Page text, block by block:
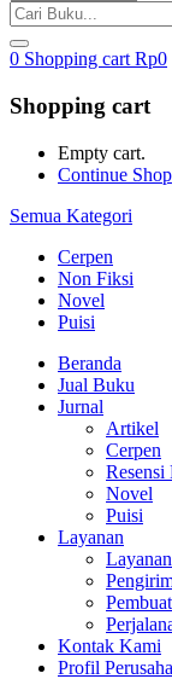
0 Shopping cart Rp0
Shopping cart
Empty cart.
Continue
Semua Kategori
Cerpen
Non Fiksi
Novel
Puisi
Beranda
Jual Buku
Jurnal
Artikel
Cerpen
Resensi
Novel
Puisi
Layanan
Kontak Kami
Profil